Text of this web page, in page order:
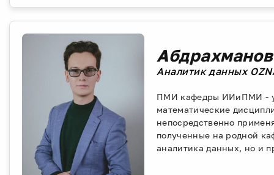
Аналитик данных
ПМИ кафедры ИИиПМИ -
математические
непосредственно
полученные на родной
аналитика данных, но и